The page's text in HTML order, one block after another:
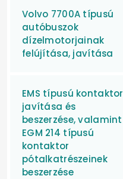
Volvo 7700A típusú
autóbuszok
dízelmotorjainak
felújítása, javítása
EMS típusú kontaktor
javítása és
beszerzése, valamint
EGM 214 típusú
kontaktor
pótalkatrészeinek
beszerzése